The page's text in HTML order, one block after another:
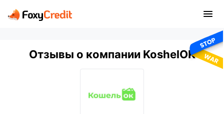
Отзывы о компании KoshelOK